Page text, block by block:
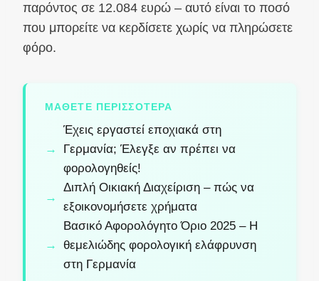
παρόντος σε 12.084 ευρώ – αυτό είναι το ποσό
που μπορείτε να κερδίσετε χωρίς να πληρώσετε
φόρο.
ΜΆΘΕΤΕ ΠΕΡΙΣΣΌΤΕΡΑ
Έχεις εργαστεί εποχιακά στη
Γερμανία; Έλεγξε αν πρέπει να
φορολογηθείς!
Διπλή Οικιακή Διαχείριση – πώς να
εξοικονομήσετε χρήματα
Βασικό Αφορολόγητο Όριο 2025 – Η
θεμελιώδης φορολογική ελάφρυνση
στη Γερμανία